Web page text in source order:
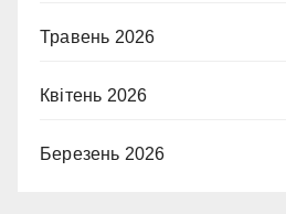
Травень 2026
Квітень 2026
Березень 2026